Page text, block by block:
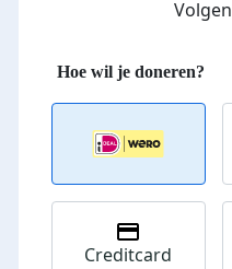
E-mails
€500 euro
verdiend
Creditcard